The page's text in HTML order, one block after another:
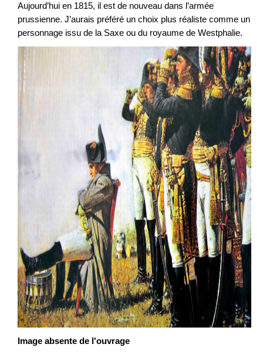
Aujourd’hui en 1815, il est de nouveau dans l’armée
prussienne. J’aurais préféré un choix plus réaliste comme un
personnage issu de la Saxe ou du royaume de Westphalie.
Image absente de l'ouvrage